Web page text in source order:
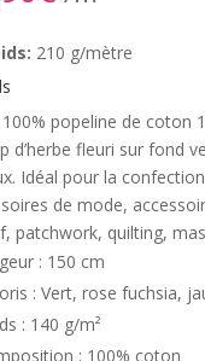
210 g/mètre
popeline de coton
d’herbe fleuri sur fond
Idéal pour la
de mode,
patchwork, quilting,
: 150 cm
: Vert, rose fuchsia,
: 140 g/m²
: 100% coton